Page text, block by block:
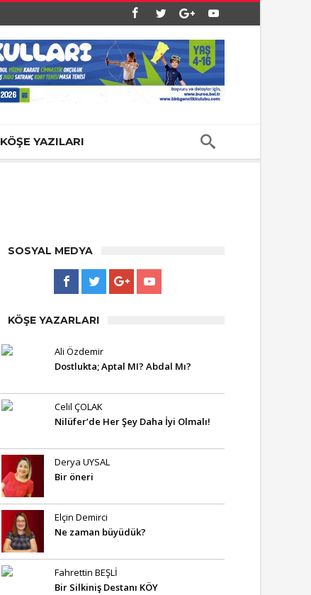
KÖŞE YAZILARI
SOSYAL MEDYA
KÖŞE YAZARLARI
Ali Özdemir
Dostlukta; Aptal MI? Abdal Mı?
Celil ÇOLAK
Nilüfer’de Her Şey Daha İyi Olmalı!
Derya UYSAL
Bir öneri
Elçin Demirci
Ne zaman büyüdük?
Fahrettin BEŞLİ
Bir Silkiniş Destanı KÖY